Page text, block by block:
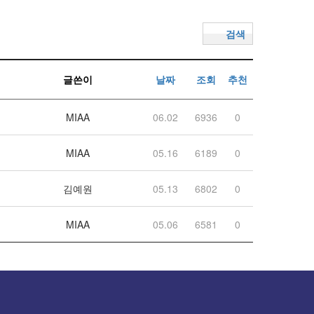
검색
글쓴이 날짜 조회 추천
MIAA 06.02 6936 0
MIAA 05.16 6189 0
김예원 05.13 6802 0
MIAA 05.06 6581 0